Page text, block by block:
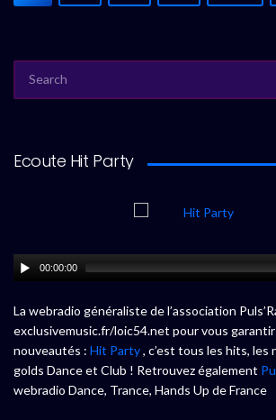
FOR:
Ecoute Hit Party
00:00:00
La webradio généraliste de l’association
exclusivemusic.fr/loic54.net pour vous
nouveautés : Hit Party, c’est tous les hits,
golds Dance et Club ! Retrouvez également
webradio Dance, Trance, Hands Up de France